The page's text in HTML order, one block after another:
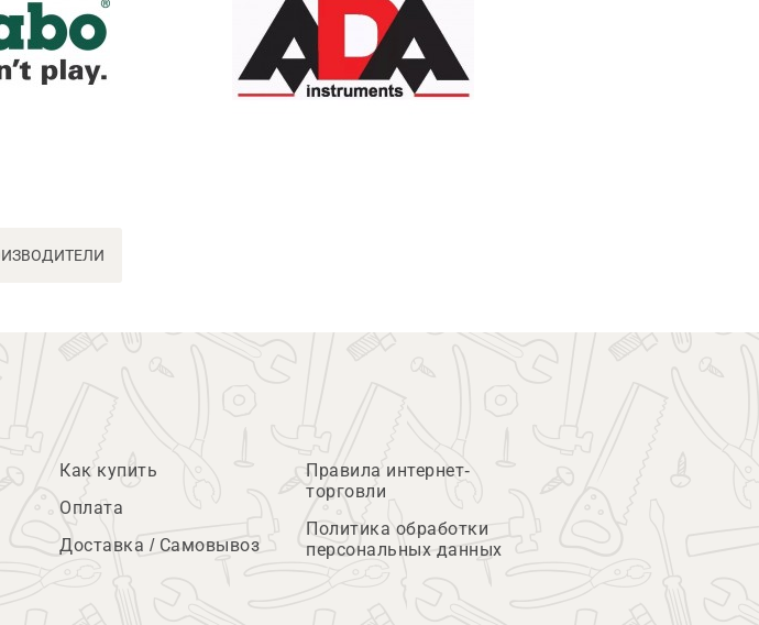
Как купить
Оплата
Доставка / Самовывоз
Правила интернет-
торговли
Политика обработки
персональных данных